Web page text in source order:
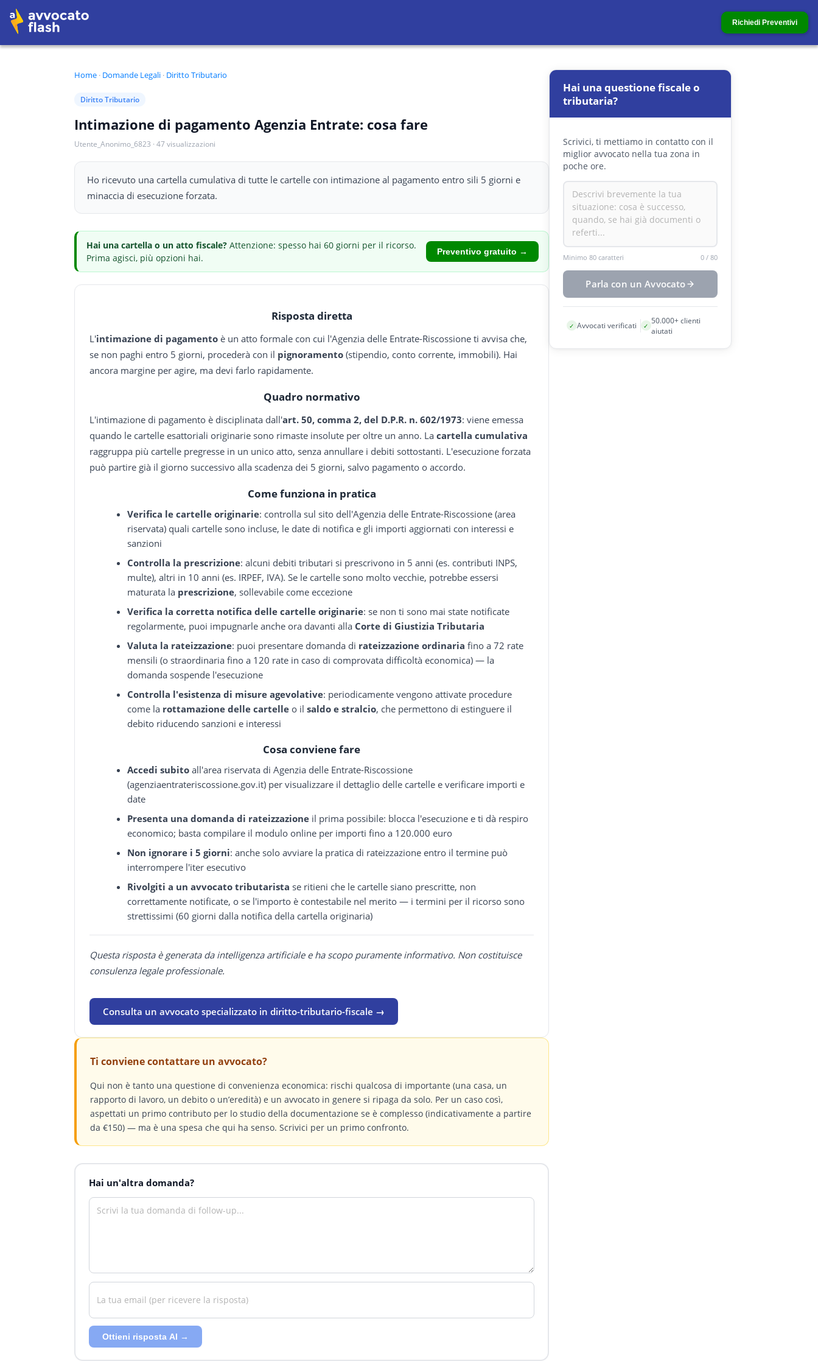
Richiedi Preventivi
Home · Domande Legali · Diritto Tributario
Diritto Tributario
Intimazione di pagamento Agenzia Entrate: cosa fare
Utente_Anonimo_6823 · 47visualizzazioni
Ho ricevuto una cartella cumulativa di tutte le cartelle con intimazione al pagamento entro sili 5 giorni e
minaccia di esecuzione forzata.
Hai una cartella o un atto fiscale? Attenzione: spesso hai 60 giorni per il ricorso.
Prima agisci, più opzioni hai.
Preventivo gratuito →
Risposta diretta
L'intimazione di pagamento è un atto formale con cui l'Agenzia delle Entrate-Riscossione ti avvisa che,
se non paghi entro 5 giorni, procederà con il pignoramento (stipendio, conto corrente, immobili). Hai
ancora margine per agire, ma devi farlo rapidamente.
Quadro normativo
L'intimazione di pagamento è disciplinata dall'art. 50, comma 2, del D.P.R. n. 602/1973: viene emessa
quando le cartelle esattoriali originarie sono rimaste insolute per oltre un anno. La cartella cumulativa
raggruppa più cartelle pregresse in un unico atto, senza annullare i debiti sottostanti. L'esecuzione forzata
può partire già il giorno successivo alla scadenza dei 5 giorni, salvo pagamento o accordo.
Come funziona in pratica
Verifica le cartelle originarie: controlla sul sito dell'Agenzia delle Entrate-Riscossione (area
riservata) quali cartelle sono incluse, le date di notifica e gli importi aggiornati con interessi e
sanzioni
Controlla la prescrizione: alcuni debiti tributari si prescrivono in 5 anni (es. contributi INPS,
multe), altri in 10 anni (es. IRPEF, IVA). Se le cartelle sono molto vecchie, potrebbe essersi
maturata la prescrizione, sollevabile come eccezione
Verifica la corretta notifica delle cartelle originarie: se non ti sono mai state notificate
regolarmente, puoi impugnarle anche ora davanti alla Corte di Giustizia Tributaria
Valuta la rateizzazione: puoi presentare domanda di rateizzazione ordinaria fino a 72 rate
mensili (o straordinaria fino a 120 rate in caso di comprovata difficoltà economica) — la
domanda sospende l'esecuzione
Controlla l'esistenza di misure agevolative: periodicamente vengono attivate procedure
come la rottamazione delle cartelle o ilsaldo e stralcio, che permettono di estinguere il
debito riducendo sanzioni e interessi
Cosa conviene fare
Accedi subito all'area riservata di Agenzia delle Entrate-Riscossione
(agenziaentrateriscossione.gov.it) per visualizzare il dettaglio delle cartelle e verificare importi e
date
Presenta una domanda di rateizzazione il prima possibile: blocca l'esecuzione e ti dà respiro
economico; basta compilare il modulo online per importi fino a 120.000 euro
Non ignorare i 5 giorni: anche solo avviare la pratica di rateizzazione entro il termine può
interrompere l'iter esecutivo
Rivolgiti a un avvocato tributarista se ritieni che le cartelle siano prescritte, non
correttamente notificate, o se l'importo è contestabile nel merito — i termini per il ricorso sono
strettissimi (60 giorni dalla notifica della cartella originaria)
Questa risposta è generata da intelligenza artificiale e ha scopo puramente informativo. Non costituisce
consulenza legale professionale.
Consulta un avvocato specializzato in diritto-tributario-fiscale →
Ti conviene contattare un avvocato?
Qui non è tanto una questione di convenienza economica: rischi qualcosa di importante (una casa, un
rapporto di lavoro, un debito o un’eredità) e un avvocato in genere si ripaga da solo. Per un caso così,
aspettati un primo contributo per lo studio della documentazione se è complesso (indicativamente a partire
da €150) — ma è una spesa che qui ha senso. Scrivici per un primo confronto.
Hai un'altra domanda?
Ottieni risposta AI →
Hai una questione fiscale o
tributaria?
Scrivici, ti mettiamo in contatto con il
miglior avvocato nella tua zona in
poche ore.
Minimo 80 caratteri 0 / 80
Parla con un Avvocato
✓ Avvocati verificati ✓ 50.000+ clienti
aiutati